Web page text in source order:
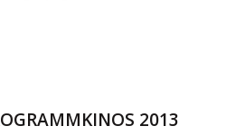
2013